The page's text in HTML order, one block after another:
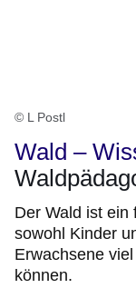
© L Postl
Wald –
Der Wald ist ein
sowohl Kinder
Erwachsene
können.